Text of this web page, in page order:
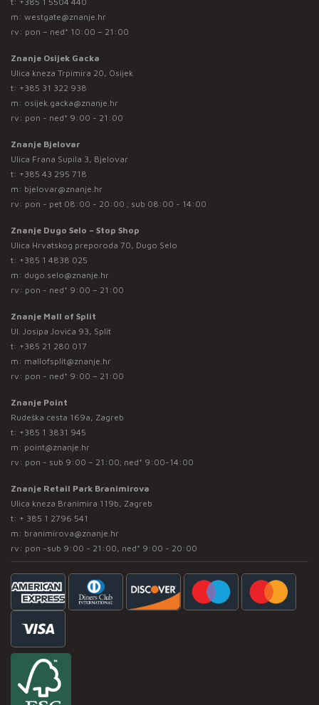
m: westgate@znanje.hr
rv: pon – ned* 10:00 – 21:00
Znanje Osijek Gacka
Ulica kneza Trpimira 20, Osijek
t: +385 31 322 938
m: osijek.gacka@znanje.hr
rv: pon - ned* 9:00 - 21:00
Znanje Bjelovar
Ulica Frana Supila 3, Bjelovar
t: +385 43 295 718
m: bjelovar@znanje.hr
rv: pon - pet 08:00 - 20:00 ; sub 08:00 - 14:00
Znanje Dugo Selo – Stop Shop
Ulica Hrvatskog preporoda 70, Dugo Selo
t: +385 1 4838 025
m: dugo.selo@znanje.hr
rv: pon - ned* 9:00 – 21:00
Znanje Mall of Split
Ul. Josipa Jovića 93, Split
t: +385 21 280 017
m: mallofsplit@znanje.hr
rv: pon - ned* 9:00 – 21:00
Znanje Point
Rudeška cesta 169a, Zagreb
t: +385 1 3831 945
m: point@znanje.hr
rv: pon - sub 9:00 – 21:00; ned* 9:00-14:00
Znanje Retail Park Branimirova
Ulica kneza Branimira 119b, Zagreb
t: + 385 1 2796 541
m: branimirova@znanje.hr
rv: pon -sub 9:00 - 21:00, ned* 9:00 - 20:00